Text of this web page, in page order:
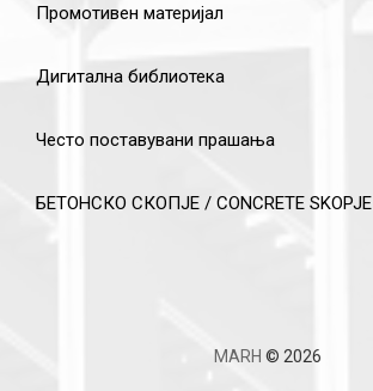
Промотивен материјал
Дигитална библиотека
Често поставувани прашања
БЕТОНСКО СКОПЈЕ / CONCRETE SKOPJE
MARH © 2026